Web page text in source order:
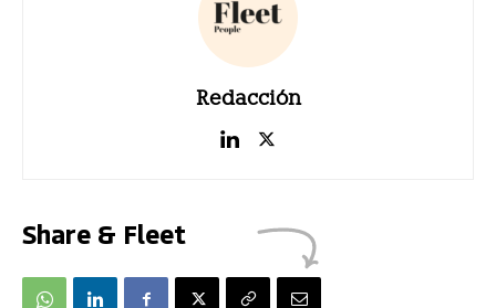
Redacción
Share & Fleet